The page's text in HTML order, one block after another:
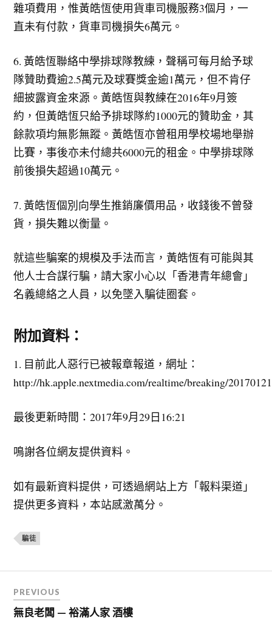
雜項費用，惟黃皓恆使用貨車司機服務3個月，一
直未有付款，貨車司機損失6萬元。
6. 黃皓恆聯絡中學排球隊教練，聲稱可每月給予球
隊贊助費逾2.5萬元及球賽獎金逾1萬元，但不肯仔
細披露資金來源。黃皓恆與教練在2016年9月簽
約，但黃皓恆只給予排球隊約1000元的贊助金，其
餘款項均無影無蹤。黃皓恆亦曾租用學校場地舉辦
比賽，事後亦未付總共6000元的租金。中學排球隊
前後損失超過10萬元。
7. 黃皓恆個別向學生推銷廉價用品，收錢後不曾發
貨，損失難以衡量。
就這些騙案的規模及手法而言，黃皓恆有可能與其
他人士合謀行騙，請大家小心以「香港青年總會」
名義總絡之人員，以免墜入騙徒圈套。
附加資料：
1. 目前此人惡行已被報章報道，網址：
http://hk.apple.nextmedia.com/realtime/breaking/
最後更新時間：2017年9月29日16:21
鳴謝各位網友提供資料。
如有最新資料提供，可透過網站上方「報料渠道」
提供更多資料，本站感激萬分。
騙徒
章
PREVIOUS
無良老闆 — 裕滿人家 酒樓